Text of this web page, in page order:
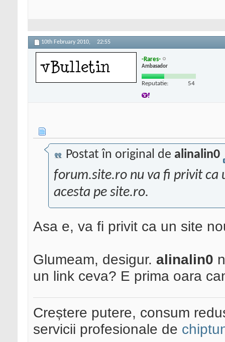
10th February 2010, 22:55
-Rares-
Ambasador
Reputatie: 54
Postat în original de alinalin0
forum.site.ro nu va fi privit ca
acesta pe site.ro.
Asa e, va fi privit ca un site
Glumeam, desigur. alinalin0
un link ceva? E prima oara
Creștere putere, consum
servicii profesionale de